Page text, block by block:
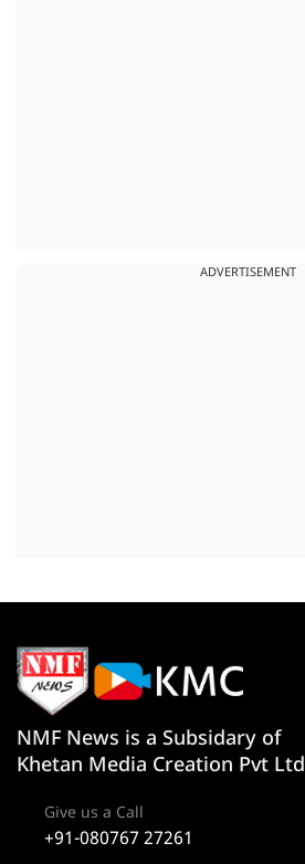
ADVERTISEMENT
NMF News is a Subsidary of
Khetan Media Creation Pvt Ltd
Give us a Call
+91-080767 27261